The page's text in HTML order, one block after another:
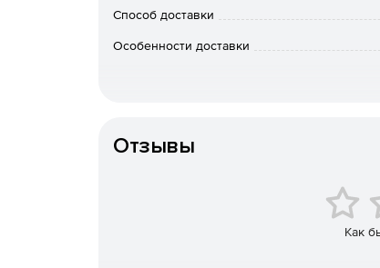
создание собственного канала
Форвард ТП/ТМ Форвард ТП -
Форвард ТС – программно-аппаратный
вещания без использования
Форвард Офис предназначен для
видеоматериалами, составления
Способ доставки
Особенности доставки
Отзывы
Как